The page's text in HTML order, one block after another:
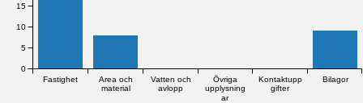
Fastighet
Area och
material
Vatten och
avlopp
Övriga
upplysning
ar
Kontaktupp
gifter
Bilagor
0
5
10
15